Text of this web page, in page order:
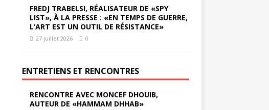
FREDJ TRABELSI, RÉALISATEUR DE «SPY
LIST», À LA PRESSE : «EN TEMPS DE GUERRE,
L’ART EST UN OUTIL DE RÉSISTANCE»
27 juillet 2026 0
ENTRETIENS ET RENCONTRES
RENCONTRE AVEC MONCEF DHOUIB,
AUTEUR DE «HAMMAM DHHAB»